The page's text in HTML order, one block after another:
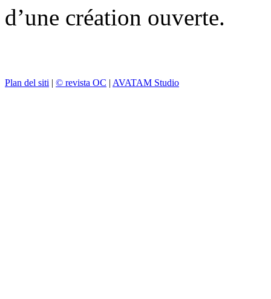
d’une création ouverte.
Plan del siti | © revista OC | AVATAM Studio